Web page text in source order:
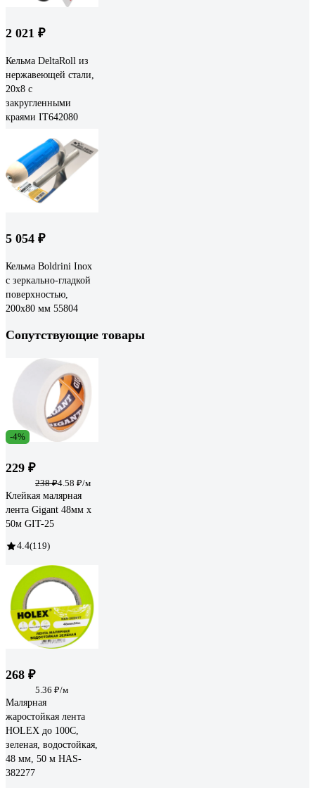
2 021 ₽
Кельма DeltaRoll из
нержавеющей стали,
20x8 c
закругленными
краями IT642080
5 054 ₽
Кельма Boldrini Inox
с зеркально-гладкой
поверхностью,
200x80 мм 55804
Сопутствующие товары
-4%
229 ₽
238 ₽4.58 ₽/м
Клейкая малярная
лента Gigant 48мм x
50м GIT-25
4.4(119)
268 ₽
5.36 ₽/м
Малярная
жаростойкая лента
HOLEX до 100С,
зеленая, водостойкая,
48 мм, 50 м HAS-
382277